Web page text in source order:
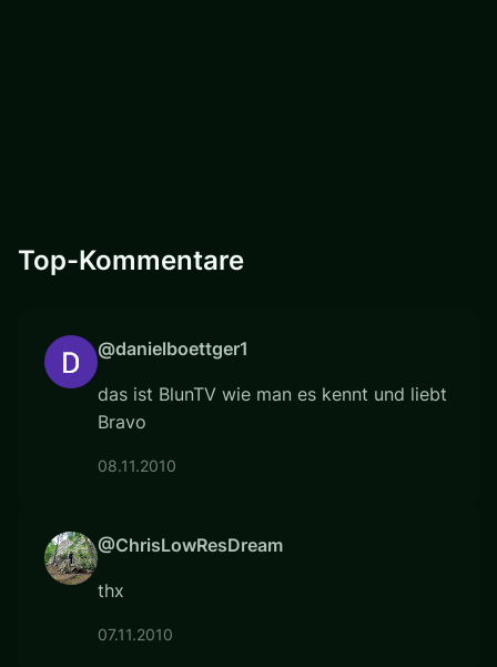
Top-Kommentare
@danielboettger1
das ist BlunTV wie man es kennt und liebt
Bravo
08.11.2010
@ChrisLowResDream
thx
07.11.2010